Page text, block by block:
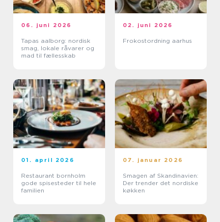
06. juni 2026
Tapas aalborg: nordisk
smag, lokale råvarer og
mad til fællesskab
02. juni 2026
Frokostordning aarhus
01. april 2026
Restaurant bornholm
gode spisesteder til hele
familien
07. januar 2026
Smagen af Skandinavien:
Der trender det nordiske
køkken